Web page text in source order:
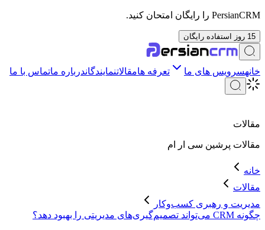
PersianCRM را رایگان امتحان کنید.
15 روز استفاده رایگان
خانهسرویس های ما تعرفه هامقالاتنمایندگاندرباره ماتماس با ما
مقالات
مقالات پرشین سی ار ام
خانه
مقالات
مدیریت و رهبری کسب‌وکار
چگونه CRM می‌تواند تصمیم‌گیری‌های مدیریتی را بهبود دهد؟